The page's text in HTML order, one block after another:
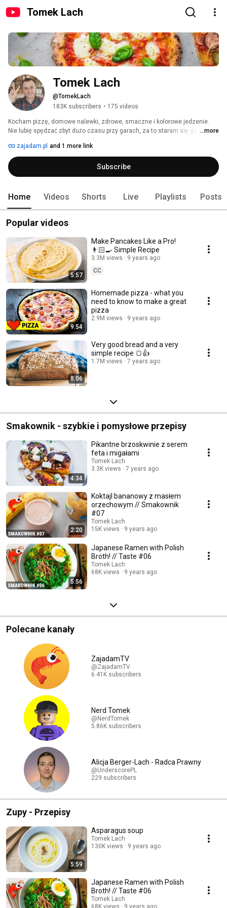
Tomek Lach
Tomek Lach
@TomekLach
183K subscribers • 175 videos
Kocham pizzę, domowe nalewki, zdrowe, smaczne i kolorowe jedzenie.
Nie lubię spędzać zbyt dużo czasu przy garach, za to staram się go
których kocham i lubię.
...more
zajadam.pl and 1 more link
Subscribe
Home Videos Shorts Live Playlists Posts
Popular videos
5:57
Make Pancakes Like a Pro!
👨🏻‍🍳 Simple Recipe
3.3M views
9 years ago
CC
9:54
Homemade pizza - what you
need to know to make a great
pizza
2.9M views 9 years ago
8:06
Very good bread and a very
simple recipe 🍞👍
1.7M views 7 years ago
Smakownik - szybkie i pomysłowe przepisy
4:34
Pikantne brzoskwinie z serem
feta i migałami
Tomek Lach
3.3K views
7 years ago
2:20
Koktajl bananowy z masłem
orzechowym // Smakownik
#07
Tomek Lach
15K views
9 years ago
5:56
Japanese Ramen with Polish
Broth! // Taste #06
Tomek Lach
68K views
9 years ago
Polecane kanały
ZajadamTV
@ZajadamTV
6.41K subscribers
Nerd Tomek
@NerdTomek
5.86K subscribers
Alicja Berger-Lach - Radca Prawny
@UnderscorePL
229 subscribers
Zupy - Przepisy
5:59
Asparagus soup
Tomek Lach
130K views
9 years ago
Japanese Ramen with Polish
Broth! // Taste #06
Tomek Lach
68K views
9 years ago